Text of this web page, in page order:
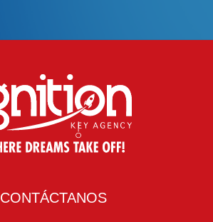
CONTÁCTANOS